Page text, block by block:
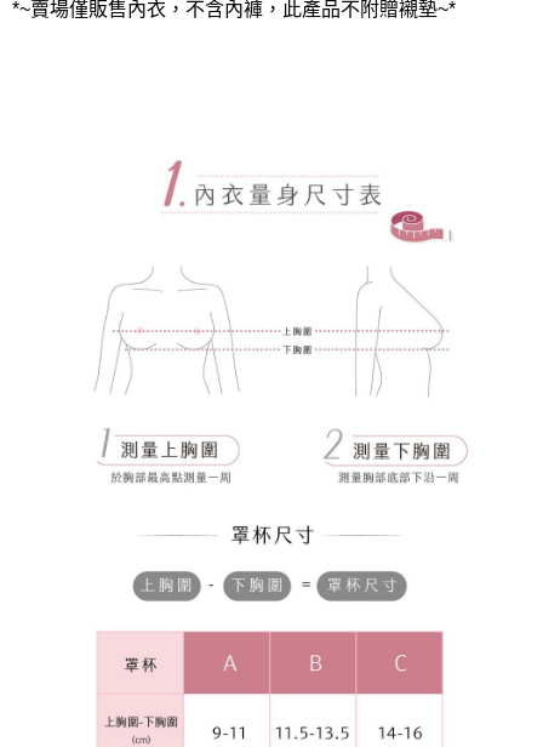
*~賣場僅販售內衣，不含內褲，此產品不附贈襯墊~*